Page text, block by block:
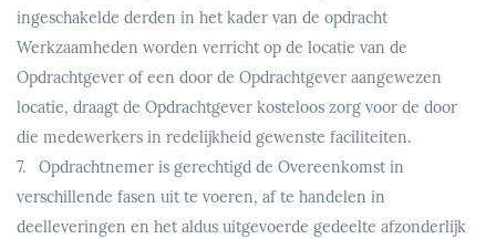
ingeschakelde derden in het kader van de opdracht
Werkzaamheden worden verricht op de locatie van de
Opdrachtgever of een door de Opdrachtgever aangewezen
locatie, draagt de Opdrachtgever kosteloos zorg voor de door
die medewerkers in redelijkheid gewenste faciliteiten.
7. Opdrachtnemer is gerechtigd de Overeenkomst in
verschillende fasen uit te voeren, af te handelen in
deelleveringen en het aldus uitgevoerde gedeelte afzonderlijk